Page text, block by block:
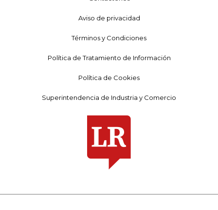
Aviso de privacidad
Términos y Condiciones
Política de Tratamiento de Información
Política de Cookies
Superintendencia de Industria y Comercio